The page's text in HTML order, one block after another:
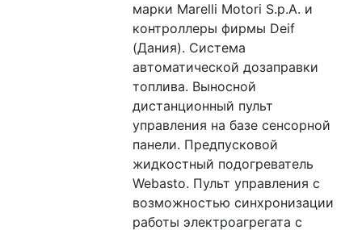
марки Marelli Motori S.p.A. и
контроллеры фирмы Deif
(Дания). Система
автоматической дозаправки
топлива. Выносной
дистанционный пульт
управления на базе сенсорной
панели. Предпусковой
жидкостный подогреватель
Webasto. Пульт управления с
возможностью синхронизации
работы электроагрегата с